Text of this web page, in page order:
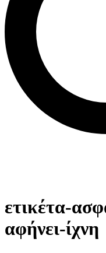
menu
menu
ετικέτα-
αφήνει-ίχνη